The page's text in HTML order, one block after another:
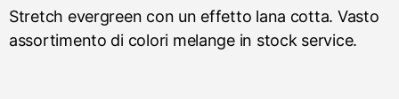
Stretch evergreen con un effetto lana cotta. Vasto
assortimento di colori melange in stock service.